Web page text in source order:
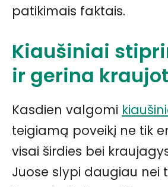
patikimais faktais.
Kiaušiniai
ir gerina
Kasdien valgomi
teigiamą poveikį ne tik
visai širdies bei
Juose slypi daugiau nei